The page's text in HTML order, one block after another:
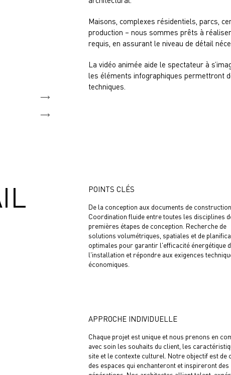
Maisons, complexes résidentiels, parcs,
production – nous sommes prêts à
requis, en assurant le niveau de détail
La vidéo animée aide le spectateur à
les éléments infographiques permettront
techniques.
POINTS CLÉS
De la conception aux documents de construction.
Coordination fluide entre toutes les disciplines
premières étapes de conception. Recherche de
solutions volumétriques, spatiales et de
optimales pour garantir l'efficacité énergétique
l'installation et répondre aux exigences
économiques.
APPROCHE INDIVIDUELLE
Chaque projet est unique et nous prenons en
avec soin les souhaits du client, les
site et le contexte culturel. Notre objectif est de
des espaces qui enchanteront et inspireront des